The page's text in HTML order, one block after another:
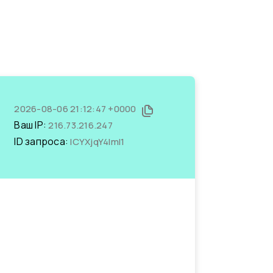
2026-08-06 21:12:47 +0000
Ваш IP:216.73.216.247
ID запроса:lCYXjqY4ImI1